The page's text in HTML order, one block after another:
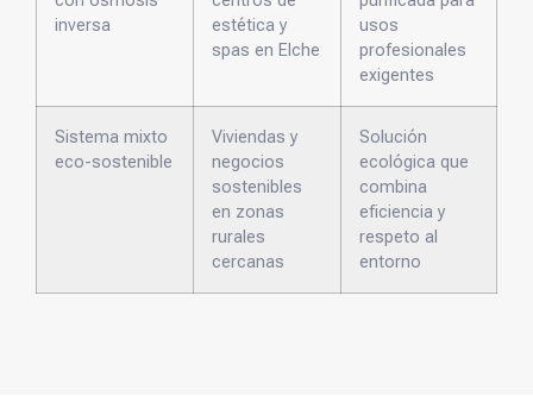
inversa
estética y
spas en Elche
usos
profesionales
exigentes
Sistema mixto
eco-sostenible
Viviendas y
negocios
sostenibles
en zonas
rurales
cercanas
Solución
ecológica que
combina
eficiencia y
respeto al
entorno